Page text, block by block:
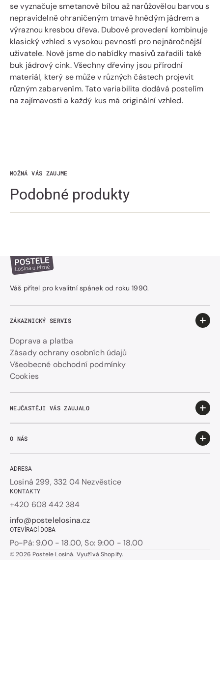
se vyznačuje smetanově bílou až narůžovělou barvou s
nepravidelně ohraničeným tmavě hnědým jádrem a
výraznou kresbou dřeva. Dubové provedení kombinuje
klasický vzhled s vysokou pevností pro nejnáročnější
uživatele. Nově jsme do nabídky masivů zařadili také
buk jádrový cink. Všechny dřeviny jsou přírodní
materiál, který se může v různých částech projevit
různým zabarvením. Tato variabilita dodává postelím
na zajímavosti a každý kus má originální vzhled.
MOŽNÁ VÁS ZAUJME
Podobné produkty
Váš přítel pro kvalitní spánek od roku 1990.
ZÁKAZNICKÝ SERVIS
Doprava a platba
Zásady ochrany osobních údajů
Všeobecné obchodní podmínky
Cookies
NEJČASTĚJI VÁS ZAUJALO
O NÁS
ADRESA
Losiná 299, 332 04 Nezvěstice
KONTAKTY
+420 608 442 384
info@postelelosina.cz
OTEVÍRACÍ DOBA
Po-Pá: 9.00 - 18.00, So: 9:00 - 18.00
© 2026 Postele Losiná. Využívá Shopify.